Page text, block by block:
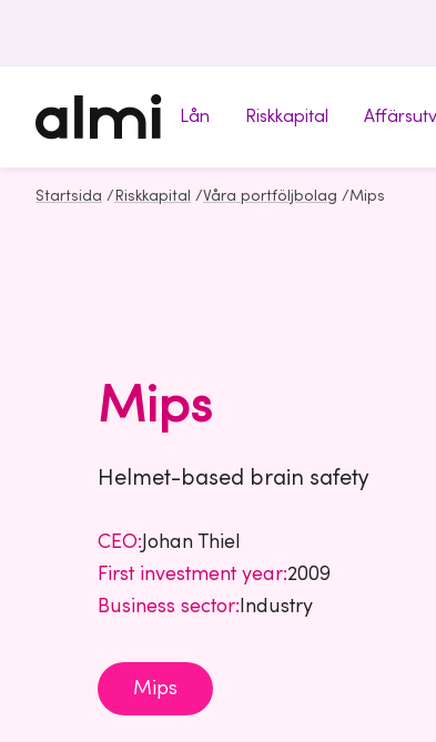
Lån Riskkapital
Startsida / Riskkapital /Våra portföljbolag /Mips
Mips
Helmet-based brain safety
CEO: Johan Thiel
First investment year:2009
Business sector: Industry
Mips